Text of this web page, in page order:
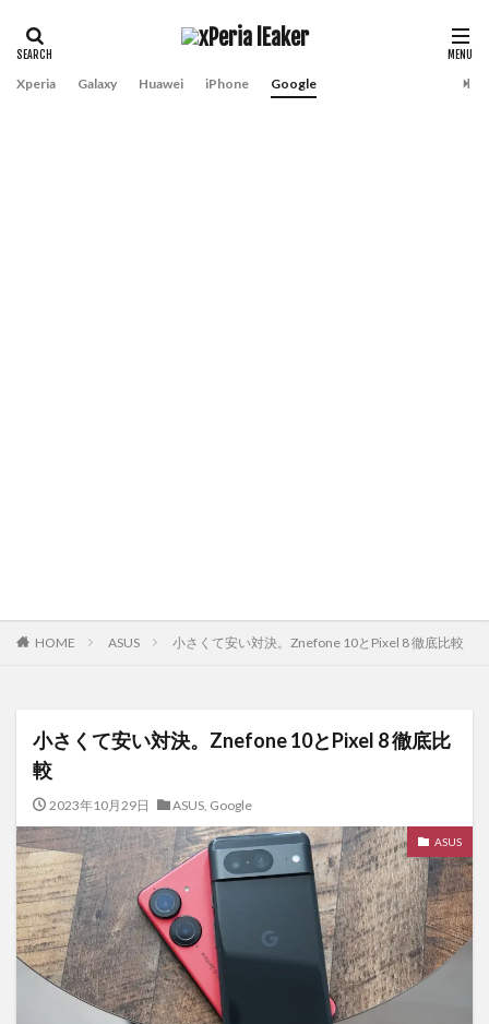
Xperia Galaxy Huawei iPhone Google
HOME ASUS 小さくて安い対決。Znefone 10とPixel 8 徹底比較
小さくて安い対決。Znefone 10とPixel 8 徹底比
較
2023年10月29日 ASUS, Google
ASUS